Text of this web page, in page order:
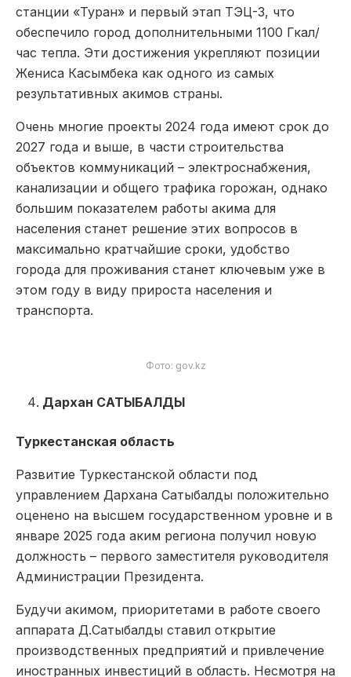
станции «Туран» и первый этап ТЭЦ-3, что
обеспечило город дополнительными 1100 Гкал/
час тепла. Эти достижения укрепляют позиции
Жениса Касымбека как одного из самых
результативных акимов страны.
Очень многие проекты 2024 года имеют срок до
2027 года и выше, в части строительства
объектов коммуникаций – электроснабжения,
канализации и общего трафика горожан, однако
большим показателем работы акима для
населения станет решение этих вопросов в
максимально кратчайшие сроки, удобство
города для проживания станет ключевым уже в
этом году в виду прироста населения и
транспорта.
Фото: gov.kz
Дархан САТЫБАЛДЫ
Туркестанская область
Развитие Туркестанской области под
управлением Дархана Сатыбалды положительно
оценено на высшем государственном уровне и в
январе 2025 года аким региона получил новую
должность – первого заместителя руководителя
Администрации Президента.
Будучи акимом, приоритетами в работе своего
аппарата Д.Сатыбалды ставил открытие
производственных предприятий и привлечение
иностранных инвестиций в область. Несмотря на